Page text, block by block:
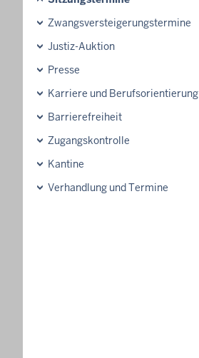
Zwangsversteigerungstermine
Justiz-Auktion
Presse
Karriere und Berufsorientierung
Barrierefreiheit
Zugangskontrolle
Kantine
Verhandlung und Termine